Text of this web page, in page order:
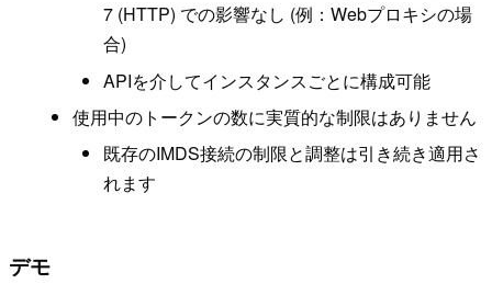
7 (HTTP) での影響なし (例：Webプロキシの場
合)
APIを介してインスタンスごとに構成可能
使用中のトークンの数に実質的な制限はありません
既存のIMDS接続の制限と調整は引き続き適用さ
れます
デモ